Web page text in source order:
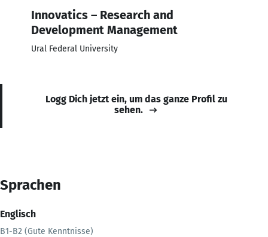
Innovatics – Research and
Development Management
Ural Federal University
Logg Dich jetzt ein, um das ganze Profil zu
sehen.
Sprachen
Englisch
B1-B2 (Gute Kenntnisse)